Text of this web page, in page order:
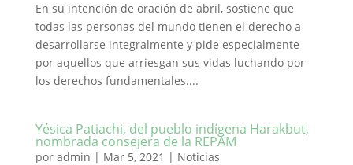
En su intención de oración de abril, sostiene que
todas las personas del mundo tienen el derecho a
desarrollarse integralmente y pide especialmente
por aquellos que arriesgan sus vidas luchando por
los derechos fundamentales....
Yésica Patiachi, del pueblo indígena Harakbut,
nombrada consejera de la REPAM
por admin | Mar 5, 2021 | Noticias